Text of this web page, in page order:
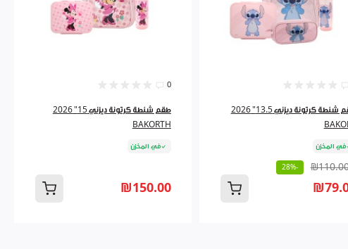
طقم شنطة كرتونة ديزني 13.5" 2026
في المخزن
-28%
0
طقم شنطة كرتونة ديزني 15" 2026
BAKORTH
في المخزن
₪150.00